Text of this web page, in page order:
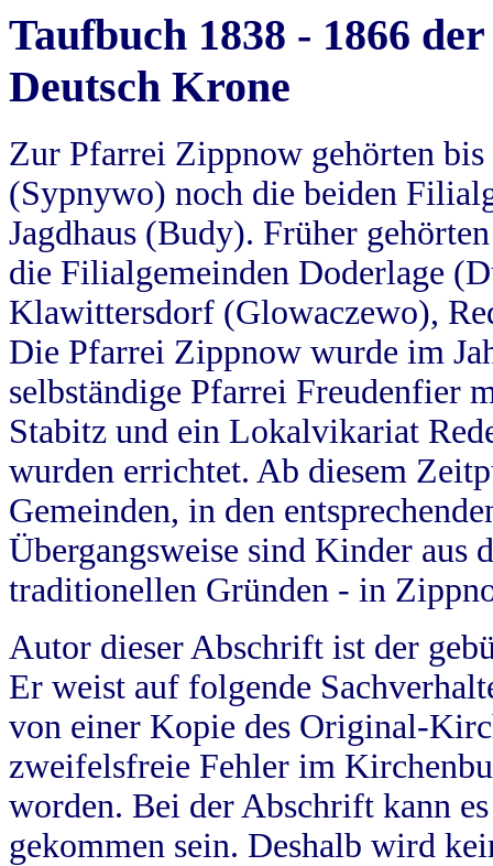
Taufbuch 1838 - 1866
Deutsch Krone
Zur Pfarrei Zippnow gehörten
(Sypnywo) noch die beiden
Jagdhaus (Budy). Früher
die Filialgemeinden Doderlage
Klawittersdorf (Glowaczewo),
Die Pfarrei Zippnow wurde im
selbständige Pfarrei Freudenfier
Stabitz und ein Lokalvikariat
wurden errichtet. Ab diesem
Gemeinden, in den
Übergangsweise sind Kinder aus
traditionellen Gründen - in
Autor dieser Abschrift ist der
Er weist auf folgende
von einer Kopie des Original-
zweifelsfreie Fehler im
worden. Bei der Abschrift kann
gekommen sein. Deshalb wird